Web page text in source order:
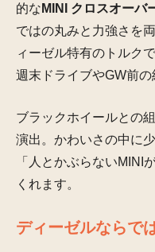
的な MINI クロスオーバ
ではの丸みと力強さを
ィーゼル特有のトルク
週末ドライブやGW前の
ブラックホイールとの
演出。かわいさの中に
「人とかぶらないMINI
くれます。
ディーゼルならで